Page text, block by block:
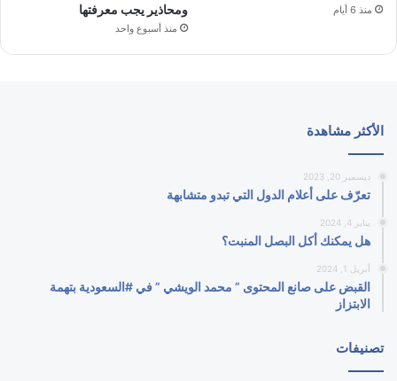
منذ 6 أيام
ومحاذير يجب معرفتها
منذ أسبوع واحد
الأكثر مشاهدة
ديسمبر 20, 2023
تعرّف على أعلام الدول التي تبدو متشابهة
يناير 4, 2024
هل يمكنك أكل البصل المنبت؟
أبريل 1, 2024
القبض على صانع المحتوى ” محمد الويشي ” في #السعودية بتهمة
الابتزاز
تصنيفات